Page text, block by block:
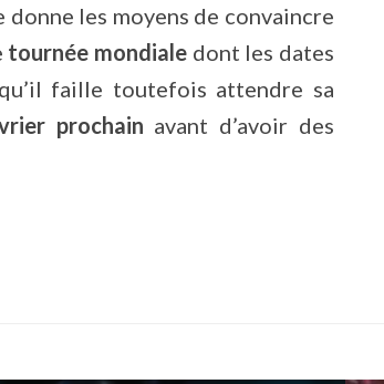
les moyens de convaincre
tournée mondialedont les dates
faille toutefois attendre sa
prochain avant d’avoir des